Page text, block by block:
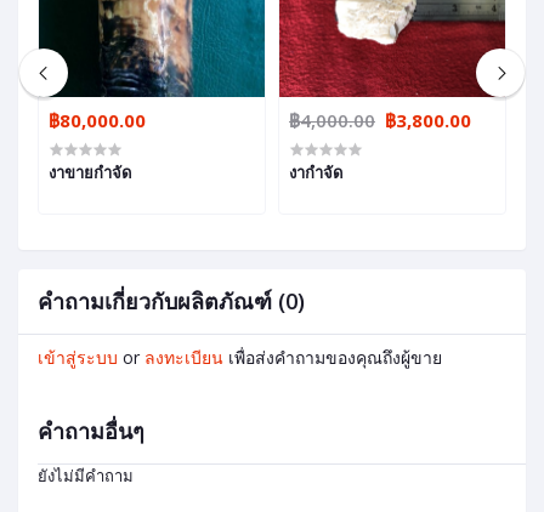
฿80,000.00
งาขายกำจัด
฿4,000.00 ฿3,800.00
งากำจัด
คำถามเกี่ยวกับผลิตภัณฑ์ (0)
เข้าสู่ระบบ or ลงทะเบียน เพื่อส่งคำถามของคุณถึงผู้ขาย
คำถามอื่นๆ
ยังไม่มีคำถาม